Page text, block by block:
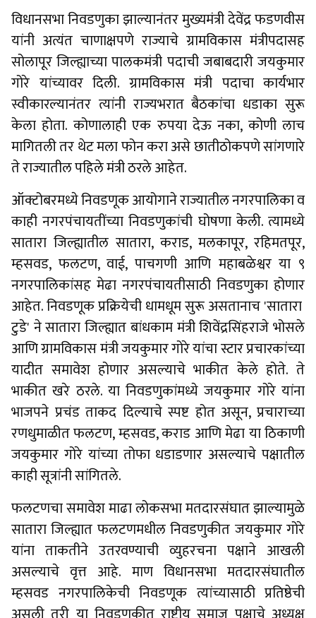
विधानसभा निवडणुका झाल्यानंतर मुख्यमंत्री देवेंद्र फडणवीस
यांनी अत्यंत चाणाक्षपणे राज्याचे ग्रामविकास मंत्रीपदासह
सोलापूर जिल्ह्याच्या पालकमंत्री पदाची जबाबदारी जयकुमार
गोरे यांच्यावर दिली. ग्रामविकास मंत्री पदाचा कार्यभार
स्वीकारल्यानंतर त्यांनी राज्यभरात बैठकांचा धडाका सुरू
केला होता. कोणालाही एक रुपया देऊ नका, कोणी लाच
मागितली तर थेट मला फोन करा असे छातीठोकपणे सांगणारे
ते राज्यातील पहिले मंत्री ठरले आहेत.
ऑक्टोबरमध्ये निवडणूक आयोगाने राज्यातील नगरपालिका व
काही नगरपंचायतींच्या निवडणुकांची घोषणा केली. त्यामध्ये
सातारा जिल्ह्यातील सातारा, कराड, मलकापूर, रहिमतपूर,
म्हसवड, फलटण, वाई, पाचगणी आणि महाबळेश्वर या ९
नगरपालिकांसह मेढा नगरपंचायतीसाठी निवडणुका होणार
आहेत. निवडणूक प्रक्रियेची धामधूम सुरू असतानाच 'सातारा
टुडे' ने सातारा जिल्ह्यात बांधकाम मंत्री शिवेंद्रसिंहराजे भोसले
आणि ग्रामविकास मंत्री जयकुमार गोरे यांचा स्टार प्रचारकांच्या
यादीत समावेश होणार असल्याचे भाकीत केले होते. ते
भाकीत खरे ठरले. या निवडणुकांमध्ये जयकुमार गोरे यांना
भाजपने प्रचंड ताकद दिल्याचे स्पष्ट होत असून, प्रचाराच्या
रणधुमाळीत फलटण, म्हसवड, कराड आणि मेढा या ठिकाणी
जयकुमार गोरे यांच्या तोफा धडाडणार असल्याचे पक्षातील
काही सूत्रांनी सांगितले.
फलटणचा समावेश माढा लोकसभा मतदारसंघात झाल्यामुळे
सातारा जिल्ह्यात फलटणमधील निवडणुकीत जयकुमार गोरे
यांना ताकतीने उतरवण्याची व्युहरचना पक्षाने आखली
असल्याचे वृत्त आहे. माण विधानसभा मतदारसंघातील
म्हसवड नगरपालिकेची निवडणूक त्यांच्यासाठी प्रतिष्ठेची